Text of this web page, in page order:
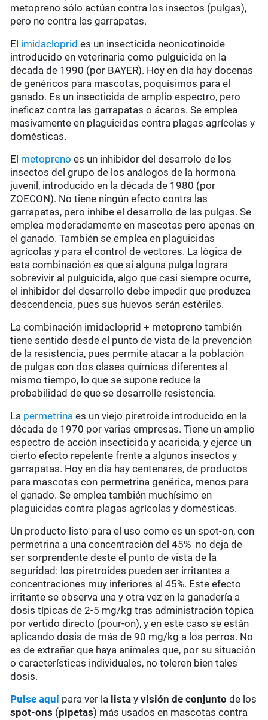
metopreno sólo actúan contra los insectos (pulgas),
pero no contra las garrapatas.
El imidacloprid es un insecticida neonicotinoide
introducido en veterinaria como pulguicida en la
década de 1990 (por BAYER). Hoy en día hay docenas
de genéricos para mascotas, poquísimos para el
ganado. Es un insecticida de amplio espectro, pero
ineficaz contra las garrapatas o ácaros. Se emplea
masivamente en plaguicidas contra plagas agrícolas y
domésticas.
El metopreno es un inhibidor del desarrolo de los
insectos del grupo de los análogos de la hormona
juvenil, introducido en la década de 1980 (por
ZOECON). No tiene ningún efecto contra las
garrapatas, pero inhibe el desarrollo de las pulgas. Se
emplea moderadamente en mascotas pero apenas en
el ganado. También se emplea en plaguicidas
agrícolas y para el control de vectores. La lógica de
esta combinación es que si alguna pulga lograra
sobrevivir al pulguicida, algo que casi siempre ocurre,
el inhibidor del desarrollo debe impedir que produzca
descendencia, pues sus huevos serán estériles.
La combinación imidacloprid + metopreno también
tiene sentido desde el punto de vista de la prevención
de la resistencia, pues permite atacar a la población
de pulgas con dos clases químicas diferentes al
mismo tiempo, lo que se supone reduce la
probabilidad de que se desarrolle resistencia.
La permetrina es un viejo piretroide introducido en la
década de 1970 por varias empresas. Tiene un amplio
espectro de acción insecticida y acaricida, y ejerce un
cierto efecto repelente frente a algunos insectos y
garrapatas. Hoy en día hay centenares, de productos
para mascotas con permetrina genérica, menos para
el ganado. Se emplea también muchísimo en
plaguicidas contra plagas agrícolas y domésticas.
Un producto listo para el uso como es un spot-on, con
permetrina a una concentración del 45% no deja de
ser sorprendente deste el punto de vista de la
seguridad: los piretroides pueden ser irritantes a
concentraciones muy inferiores al 45%. Este efecto
irritante se observa una y otra vez en la ganadería a
dosis típicas de 2-5 mg/kg tras administración tópica
por vertido directo (pour-on), y en este caso se están
aplicando dosis de más de 90 mg/kg a los perros. No
es de extrañar que haya animales que, por su situación
o características individuales, no toleren bien tales
dosis.
Pulse aquípara ver la lista yvisión de conjunto de los
spot-ons (pipetas) más usados en mascotas contra